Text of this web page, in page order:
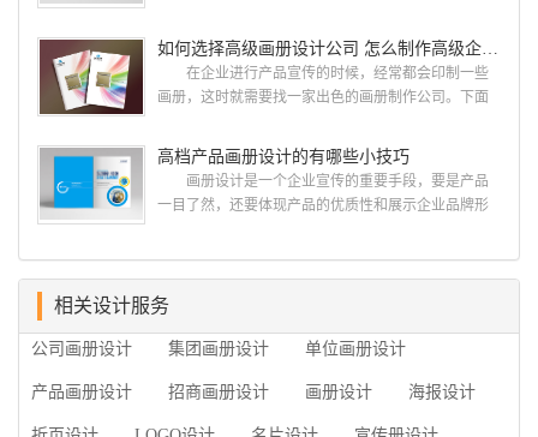
用目的、适用范畴并深刻...
计经验,服务过3000多家的广州集团/单位/产品/目录画
册设计/印刷公司。相信不少喜欢设计的小伙伴都会对
今天的内容感兴趣吧! 一、广州的古柏设计 古
广的专业...
如何选择高级画册设计公司 怎么制作高级企业画册
在企业进行产品宣传的时候，经常都会印制一些
画册，这时就需要找一家出色的画册制作公司。下面
司，怎么制作高级企业画册?高级画册设计公司 如
何选择高级画册设计公司 首先是员工的能力是否
过硬。这包括调研人员观察捕捉信息、与企业顺利沟
练掌握制作软件，深谙画册设...
高档产品画册设计的有哪些小技巧
画册设计是一个企业宣传的重要手段，要是产品
一目了然，还要体现产品的优质性和展示企业品牌形
产品画册设计要注重企业文化，引起客户关注 现
在企业都在使用产品画册来进行市场宣传，高档产品
个成功的高档产品画册设计，能够将一个公司的企业
相关设计服务
公司画册设计 集团画册设计 单位画册设计
产品画册设计 招商画册设计 画册设计 海报设计